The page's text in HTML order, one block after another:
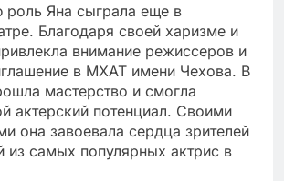
Яна сыграла еще в
Благодаря своей харизме и
внимание режиссеров и
в МХАТ имени Чехова. В
мастерство и смогла
актерский потенциал. Своими
она завоевала сердца зрителей
из самых популярных актрис в